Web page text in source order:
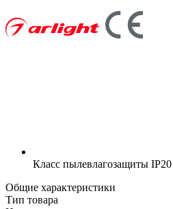
Класс пылевлагозащиты IP20
Общие характеристики
Тип товара